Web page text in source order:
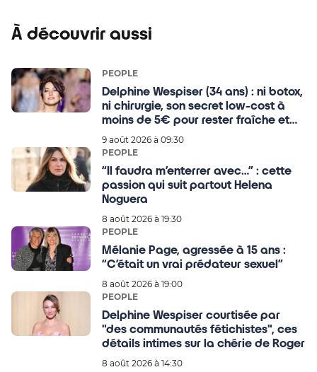
À découvrir aussi
PEOPLE
Delphine Wespiser (34 ans) : ni botox,
ni chirurgie, son secret low-cost à
moins de 5€ pour rester fraîche et
ralentir le vieillissement cutané
9 août 2026 à 09:30
PEOPLE
“Il faudra m’enterrer avec…” : cette
passion qui suit partout Helena
Noguera
8 août 2026 à 19:30
PEOPLE
Mélanie Page, agressée à 15 ans :
“C’était un vrai prédateur sexuel”
8 août 2026 à 19:00
PEOPLE
Delphine Wespiser courtisée par
"des communautés fétichistes", ces
détails intimes sur la chérie de Roger
8 août 2026 à 14:30